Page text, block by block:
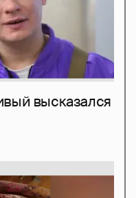
высказался